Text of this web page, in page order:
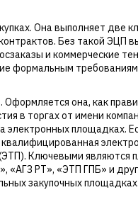
Она выполняет две
Без такой ЭЦП
и коммерческие
формальным
она, как
в торгах от имени
площадках.
Ключевыми являются
РТ», «ЭТП ГПБ» и
закупочных